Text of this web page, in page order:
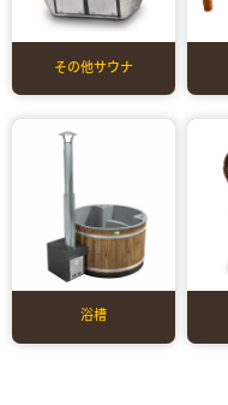
その他サウナ
浴槽